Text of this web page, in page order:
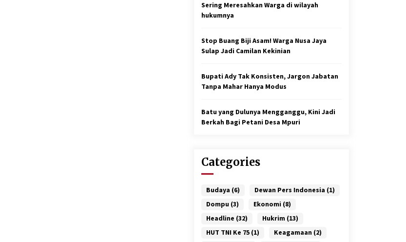
Sering Meresahkan Warga di wilayah
hukumnya
Stop Buang Biji Asam! Warga Nusa Jaya
Sulap Jadi Camilan Kekinian
Bupati Ady Tak Konsisten, Jargon Jabatan
Tanpa Mahar Hanya Modus
Batu yang Dulunya Mengganggu, Kini Jadi
Berkah Bagi Petani Desa Mpuri
Categories
Budaya (6) Dewan Pers Indonesia (1)
Dompu (3) Ekonomi (8)
Headline (32) Hukrim (13)
HUT TNI Ke 75 (1) Keagamaan (2)